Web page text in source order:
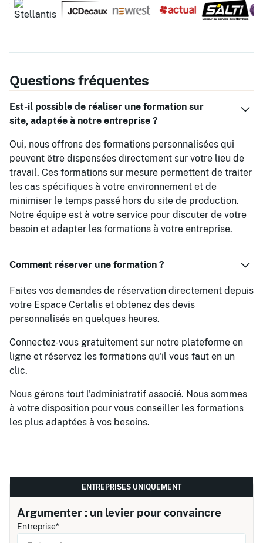
Questions fréquentes
Est-il possible de réaliser une formation sur
site, adaptée à notre entreprise ?
Oui, nous offrons des formations personnalisées qui
peuvent être dispensées directement sur votre lieu de
travail. Ces formations sur mesure permettent de traiter
les cas spécifiques à votre environnement et de
minimiser le temps passé hors du site de production.
Notre équipe est à votre service pour discuter de votre
besoin et adapter les formations à votre entreprise.
Comment réserver une formation ?
Faites vos demandes de réservation directement depuis
votre Espace Certalis et obtenez des devis
personnalisés en quelques heures.
Connectez-vous gratuitement sur notre plateforme en
ligne et réservez les formations qu'il vous faut en un
clic.
Nous gérons tout l'administratif associé. Nous sommes
à votre disposition pour vous conseiller les formations
les plus adaptées à vos besoins.
ENTREPRISES UNIQUEMENT
Argumenter : un levier pour convaincre
Entreprise*